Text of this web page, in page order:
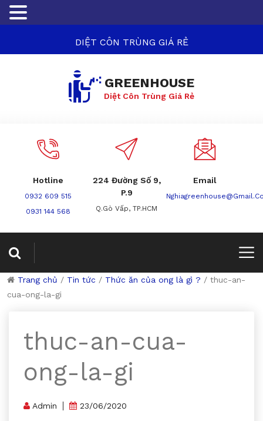
DIỆT CÔN TRÙNG GIÁ RẺ
GREENHOUSE
Diệt Côn Trùng Giá Rẻ
Hotline
0932 609 515
0931 144 568
224 Đường Số 9,
P.9
Q.Gò Vấp, TP.HCM
Email
Trang chủ / Tin tức / Thức ăn của ong là gì ? / thuc-an-
cua-ong-la-gi
thuc-an-cua-
ong-la-gi
Admin 23/06/2020